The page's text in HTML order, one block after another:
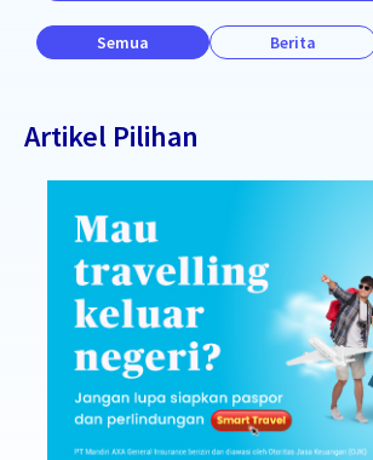
Semua Berita
Artikel Pilihan